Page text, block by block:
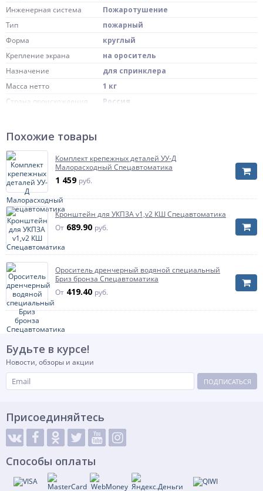
Инженерная система
Пожаротушение
Тип
пожарный
Форма
круглый
Крепление экрана
на ороситель
Назначение
для спринклера
Масса нетто
1 кг
Страна происхождения
Россия
Похожие товары
Комплект крепежных деталей УУ-Д
Малорасходный Спецавтоматика
1 459 руб.
Кронштейн для УКПЗА v1,v2 КШ Спецавтоматика
От 689.90 руб.
Ороситель дренчерный водяной специальный
Бриз бронза Спецавтоматика
От 419.40 руб.
Будьте в курсе!
Новости, обзоры и акции
ПОДПИСАТЬСЯ
Присоединяйтесь
Способы оплаты